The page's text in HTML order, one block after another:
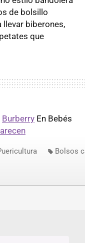
de bolsillo
llevar biberones,
que
Burberry En Bebés
Bolsos